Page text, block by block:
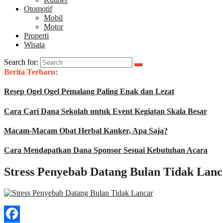
Otomotif
Mobil
Motor
Properti
Wisata
Search for:
Berita Terbaru:
Resep Ogel Ogel Pemalang Paling Enak dan Lezat
Cara Cari Dana Sekolah untuk Event Kegiatan Skala Besar
Macam-Macam Obat Herbal Kanker, Apa Saja?
Cara Mendapatkan Dana Sponsor Sesuai Kebutuhan Acara
Stress Penyebab Datang Bulan Tidak